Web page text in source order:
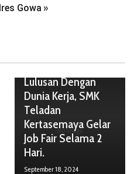
Gowa »
No Image
Guna Fasilitasi
Lulusan Dengan
Dunia Kerja, SMK
Teladan
Kertasemaya Gelar
Job Fair Selama 2
Hari.
September 18, 2024